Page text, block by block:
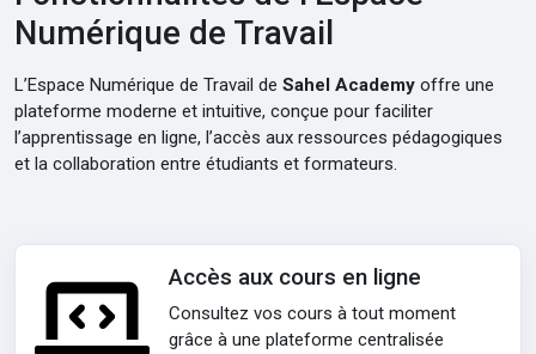
Numérique de Travail
L’Espace Numérique de Travail de Sahel Academy offre une
plateforme moderne et intuitive, conçue pour faciliter
l’apprentissage en ligne, l’accès aux ressources pédagogiques
et la collaboration entre étudiants et formateurs.
Accès aux cours en ligne
Consultez vos cours à tout moment
grâce à une plateforme centralisée